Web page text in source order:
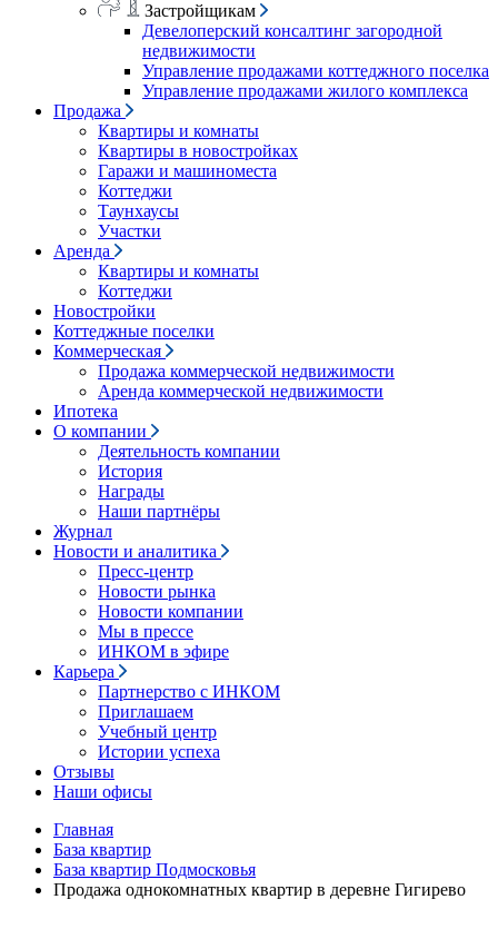
Застройщикам
Девелоперский консалтинг загородной
недвижимости
Управление продажами коттеджного поселка
Управление продажами жилого комплекса
Продажа
Квартиры и комнаты
Квартиры в новостройках
Гаражи и машиноместа
Коттеджи
Таунхаусы
Участки
Аренда
Квартиры и комнаты
Коттеджи
Новостройки
Коттеджные поселки
Коммерческая
Продажа коммерческой недвижимости
Аренда коммерческой недвижимости
Ипотека
О компании
Деятельность компании
История
Награды
Наши партнёры
Журнал
Новости и аналитика
Пресс-центр
Новости рынка
Новости компании
Мы в прессе
ИНКОМ в эфире
Карьера
Партнерство с ИНКОМ
Приглашаем
Учебный центр
Истории успеха
Отзывы
Наши офисы
Главная
База квартир
База квартир Подмосковья
Продажа однокомнатных квартир в деревне Гигирево